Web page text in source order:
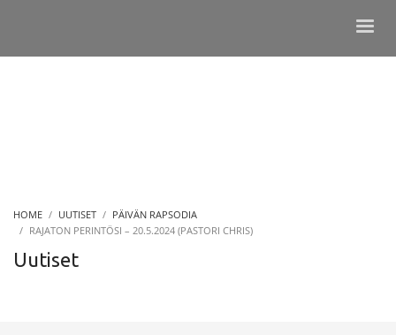
HOME UUTISET
PÄIVÄN RAPSODIA
RAJATON PERINTÖSI – 20.5.2024 (PASTORI CHRIS)
Uutiset